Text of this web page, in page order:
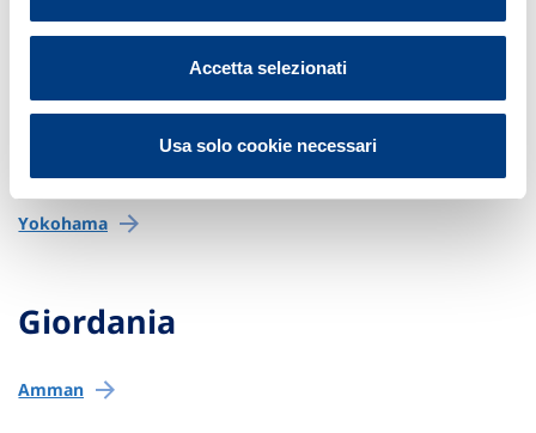
Accetta selezionati
Usa solo cookie necessari
Moji
Okinawa
Yokohama
Giordania
Amman